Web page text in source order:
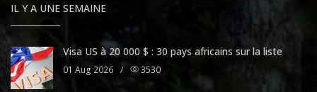
IL Y A UNE SEMAINE
Visa US à 20 000 $ : 30 pays africains sur la liste
01 Aug 2026 / 3530